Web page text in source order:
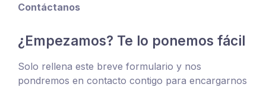
Contáctanos
¿Empezamos? Te lo ponemos fácil
Solo rellena este breve formulario y nos
pondremos en contacto contigo para encargarnos